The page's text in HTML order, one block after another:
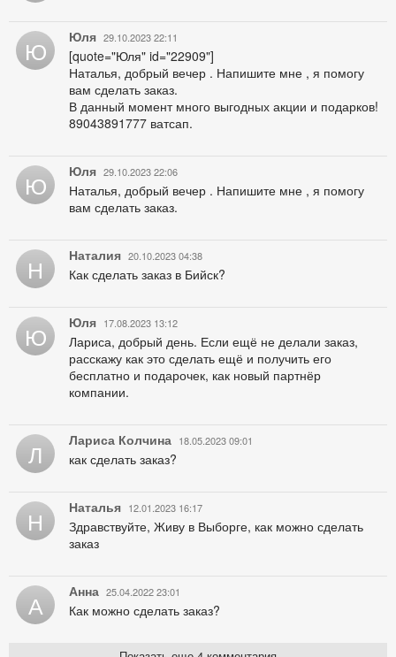
Ю Юля 29.10.2023 22:11
[quote="Юля" id="22909"]
Наталья, добрый вечер . Напишите мне , я помогу
вам сделать заказ.
В данный момент много выгодных акции и подарков!
89043891777 ватсап.
Ю Юля 29.10.2023 22:06
Наталья, добрый вечер . Напишите мне , я помогу
вам сделать заказ.
Н Наталия 20.10.2023 04:38
Как сделать заказ в Бийск?
Ю Юля 17.08.2023 13:12
Лариса, добрый день. Если ещё не делали заказ,
расскажу как это сделать ещё и получить его
бесплатно и подарочек, как новый партнёр
компании.
Л Лариса Колчина 18.05.2023 09:01
как сделать заказ?
Н Наталья 12.01.2023 16:17
Здравствуйте, Живу в Выборге, как можно сделать
заказ
А Анна 25.04.2022 23:01
Как можно сделать заказ?